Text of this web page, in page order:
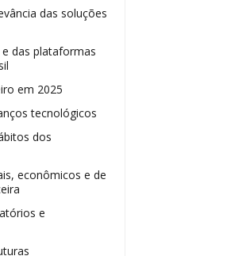
das soluções
das plataformas
em 2025
tecnológicos
dos
econômicos e de
e